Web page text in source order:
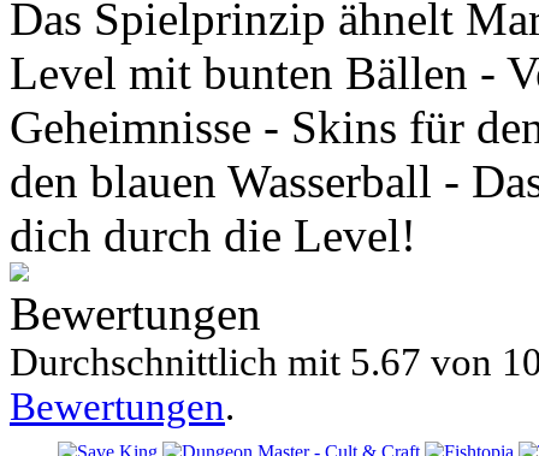
Das Spielprinzip ähnelt
Level mit bunten Bällen -
Geheimnisse - Skins für
den blauen Wasserball -
dich durch die Level!
Bewertungen
Durchschnittlich mit 5.67 von
Bewertungen.